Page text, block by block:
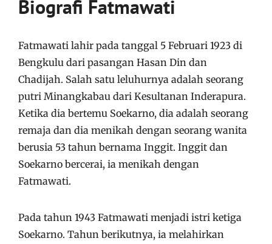
Biografi Fatmawati
Fatmawati lahir pada tanggal 5 Februari 1923 di
Bengkulu dari pasangan Hasan Din dan
Chadijah. Salah satu leluhurnya adalah seorang
putri Minangkabau dari Kesultanan Inderapura.
Ketika dia bertemu Soekarno, dia adalah seorang
remaja dan dia menikah dengan seorang wanita
berusia 53 tahun bernama Inggit. Inggit dan
Soekarno bercerai, ia menikah dengan
Fatmawati.
Pada tahun 1943 Fatmawati menjadi istri ketiga
Soekarno. Tahun berikutnya, ia melahirkan